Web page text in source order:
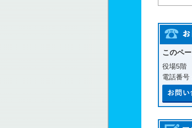
このペ
役場5階
電話番号